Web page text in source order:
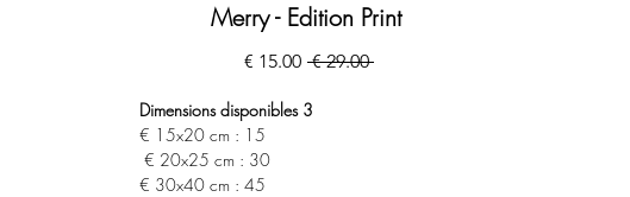
Merry - Edition Print
‏29.00 €
سعر
سعر
3 Dimensions disponibles
15x20 cm : 15 €
20x25 cm : 30 €
30x40 cm : 45 €